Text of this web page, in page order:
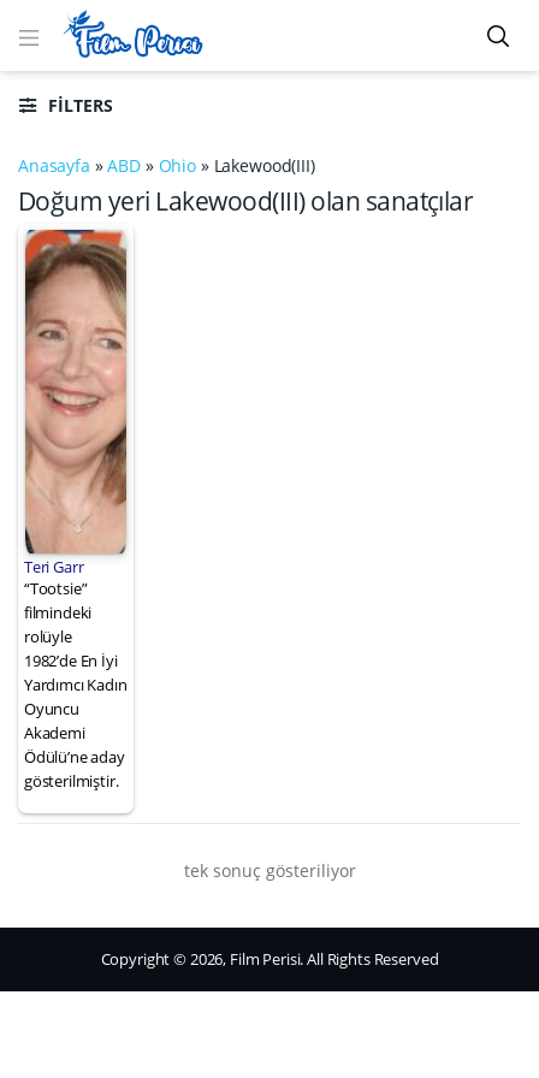
FILTERS
Anasayfa »ABD » Ohio » Lakewood(III)
Doğum yeri Lakewood(III) olan sanatçılar
Teri Garr
“Tootsie”
filmindeki
rolüyle
1982’de En İyi
Yardımcı Kadın
Oyuncu
Akademi
Ödülü’ne aday
gösterilmiştir.
tek sonuç gösteriliyor
Copyright © 2026, Film Perisi. All Rights Reserved